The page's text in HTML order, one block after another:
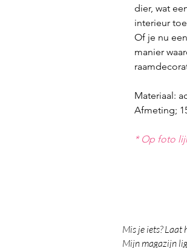
dier, wat
interieur
Of je nu
manier
Materiaal:
Afmeting;
* Op foto
Mis je iets? Laat
Mijn magazijn